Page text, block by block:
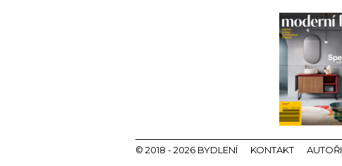
© 2018 - 2026 BYDLENÍ KONTAKT AUTOŘI